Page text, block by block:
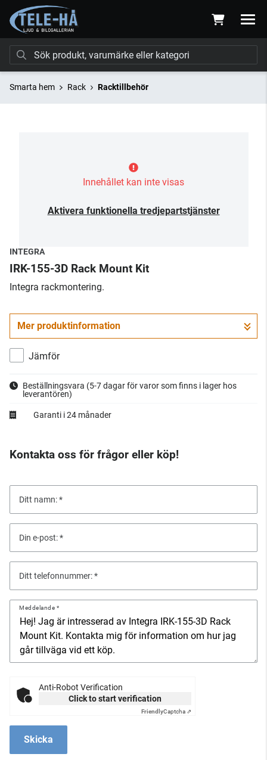
Smarta hem Rack Racktillbehör
Innehållet kan inte visas
Aktivera funktionella tredjepartstjänster
INTEGRA
IRK-155-3D Rack Mount Kit
Integra rackmontering.
Mer produktinformation
Jämför
Beställningsvara (5-7 dagar för varor som finns i lager hos
leverantören)
Garanti i 24 månader
Kontakta oss för frågor eller köp!
Ditt namn:
Din e-post:
Ditt telefonnummer:
Meddelande
Anti-Robot Verification
Click to start verification
FriendlyCaptcha ⇗
Skicka